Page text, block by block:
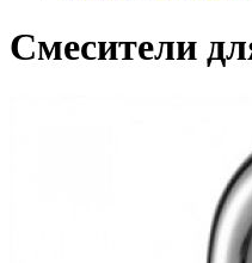
Смесители